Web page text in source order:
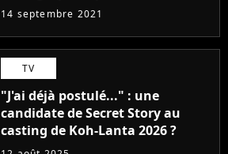
14 septembre 2021
TV
"J'ai déjà postulé..." : une
candidate de Secret Story au
casting de Koh-Lanta 2026 ?